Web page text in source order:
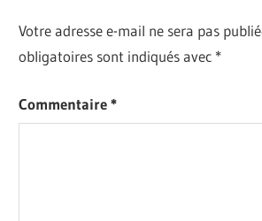
Votre adresse e-mail ne sera pas
obligatoires sont indiqués avec *
Commentaire*